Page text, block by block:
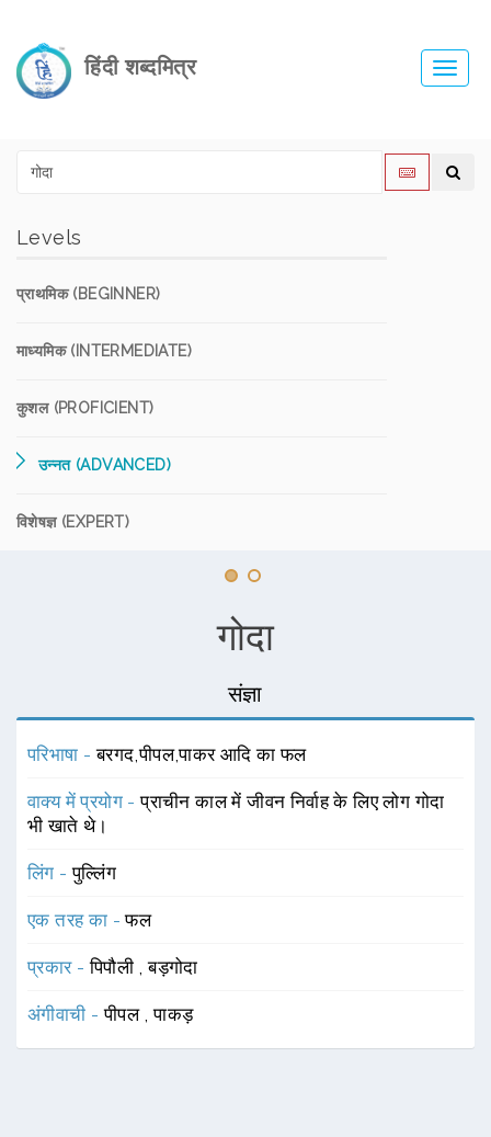
हिंदी शब्दमित्र
Levels
प्राथमिक (BEGINNER)
माध्यमिक (INTERMEDIATE)
कुशल (PROFICIENT)
उन्नत (ADVANCED)
विशेषज्ञ (EXPERT)
गोदा
संज्ञा
परिभाषा -बरगद,पीपल,पाकर आदि का फल
वाक्य में प्रयोग -प्राचीन काल में जीवन निर्वाह के लिए लोग गोदा
भी खाते थे।
लिंग -पुल्लिंग
एक तरह का -फल
प्रकार -पिपौली ,बड़गोदा
अंगीवाची -पीपल ,पाकड़